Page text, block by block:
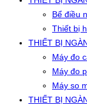
Bể điều
Thiết bị
THIẾT BỊ
Máy đo
Máy đo
Máy so
THIẾT BỊ